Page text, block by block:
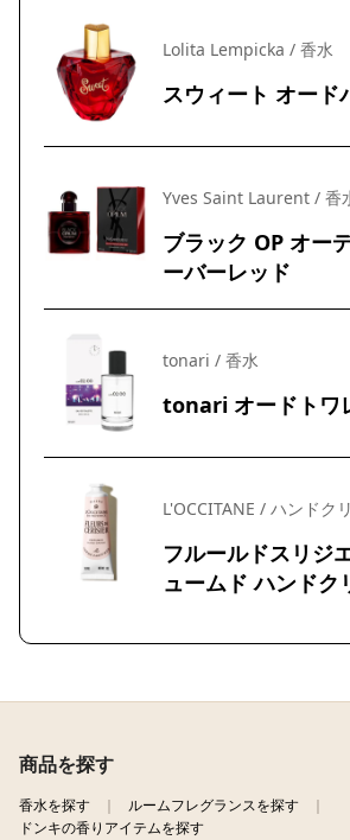
Lolita Lempicka / 香水
スウィート オード
Yves Saint Laurent / 香
ブラック OP オー
ーバーレッド
tonari / 香水
tonari オードトワ
L'OCCITANE / ハンドク
フルールドスリジ
ュームド ハンドク
商品を探す
香水を探す
ルームフレグランスを探す
ドンキの香りアイテムを探す